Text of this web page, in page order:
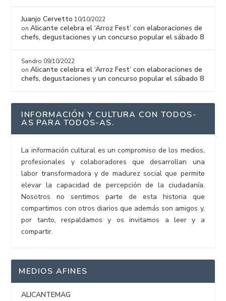
Juanjo Cervetto 10/10/2022
onAlicante celebra el ‘Arroz Fest’ con elaboraciones de
chefs, degustaciones y un concurso popular el sábado 8
Sandro 09/10/2022
onAlicante celebra el ‘Arroz Fest’ con elaboraciones de
chefs, degustaciones y un concurso popular el sábado 8
INFORMACIÓN Y CULTURA CON TODOS-
AS PARA TODOS-AS.
La información cultural es un compromiso de los medios,
profesionales y colaboradores que desarrollan una
labor transformadora y de madurez social que permite
elevar la capacidad de percepción de la ciudadanía.
Nosotros no sentimos parte de esta historia que
compartimos con otros diarios que además son amigos y,
por tanto, respaldamos y os invitamos a leer y a
compartir.
MEDIOS AFINES
ALICANTEMAG